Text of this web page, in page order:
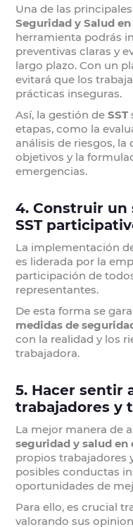
Una de las
Seguridad y Salud
herramienta podrás
preventivas claras y
largo plazo. Con un
evitará que los
prácticas inseguras.
Así, la gestión deSST
etapas, como la
análisis de riesgos,
objetivos y la
emergencias.
4. Construir un
SST
La implementación
es liderada por la
participación de
representantes.
De esta forma se
medidas de
con la realidad y los
trabajadora.
5. Hacer sentir
trabajadores y
La mejor manera de
seguridad y salud en
propios trabajadores
posibles conductas
oportunidades de
Para ello, es crucial
valorando sus